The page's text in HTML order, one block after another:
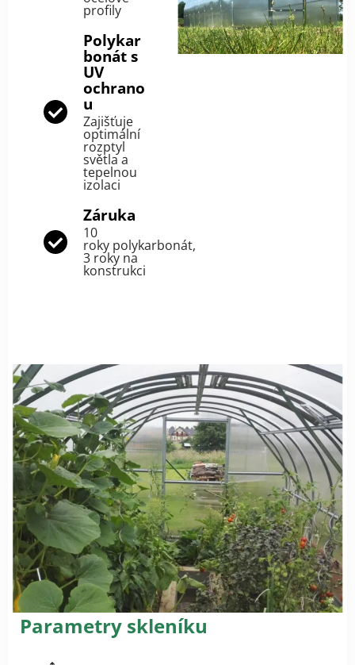
profily
Polykar
bonát s
UV
ochrano
u
Zajišťuje
optimální
rozptyl
světla a
tepelnou
izolaci
Záruka
10
roky polykarbonát,
3 roky na
konstrukci
Parametry skleníku